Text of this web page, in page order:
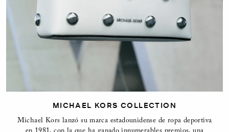
MICHAEL KORS COLLECTION
Michael Kors lanzó su marca estadounidense de ropa deportiva